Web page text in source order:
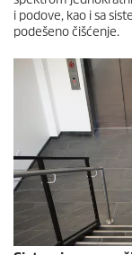
i podove, kao i sa
podešeno čišćenje.